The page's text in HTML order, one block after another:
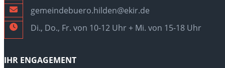
gemeindebuero.hilden@ekir.de
Di., Do., Fr. von 10-12 Uhr + Mi. von 15-18 Uhr
IHR ENGAGEMENT